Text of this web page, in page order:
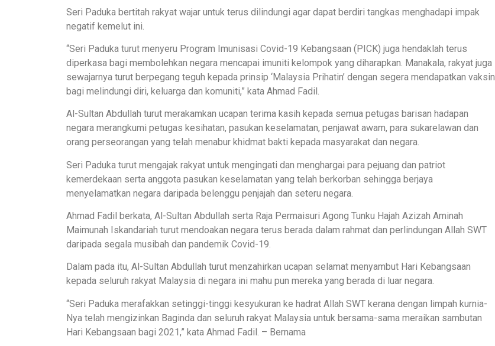
Seri Paduka bertitah rakyat wajar untuk terus dilindungi agar dapat berdiri tangkas menghadapi impak
negatif kemelut ini.
“Seri Paduka turut menyeru Program Imunisasi Covid-19 Kebangsaan (PICK) juga hendaklah terus
diperkasa bagi membolehkan negara mencapai imuniti kelompok yang diharapkan. Manakala, rakyat juga
sewajarnya turut berpegang teguh kepada prinsip ‘Malaysia Prihatin’ dengan segera mendapatkan vaksin
bagi melindungi diri, keluarga dan komuniti,” kata Ahmad Fadil.
Al-Sultan Abdullah turut merakamkan ucapan terima kasih kepada semua petugas barisan hadapan
negara merangkumi petugas kesihatan, pasukan keselamatan, penjawat awam, para sukarelawan dan
orang perseorangan yang telah menabur khidmat bakti kepada masyarakat dan negara.
Seri Paduka turut mengajak rakyat untuk mengingati dan menghargai para pejuang dan patriot
kemerdekaan serta anggota pasukan keselamatan yang telah berkorban sehingga berjaya
menyelamatkan negara daripada belenggu penjajah dan seteru negara.
Ahmad Fadil berkata, Al-Sultan Abdullah serta Raja Permaisuri Agong Tunku Hajah Azizah Aminah
Maimunah Iskandariah turut mendoakan negara terus berada dalam rahmat dan perlindungan Allah SWT
daripada segala musibah dan pandemik Covid-19.
Dalam pada itu, Al-Sultan Abdullah turut menzahirkan ucapan selamat menyambut Hari Kebangsaan
kepada seluruh rakyat Malaysia di negara ini mahu pun mereka yang berada di luar negara.
“Seri Paduka merafakkan setinggi-tinggi kesyukuran ke hadrat Allah SWT kerana dengan limpah kurnia-
Nya telah mengizinkan Baginda dan seluruh rakyat Malaysia untuk bersama-sama meraikan sambutan
Hari Kebangsaan bagi 2021,” kata Ahmad Fadil. – Bernama